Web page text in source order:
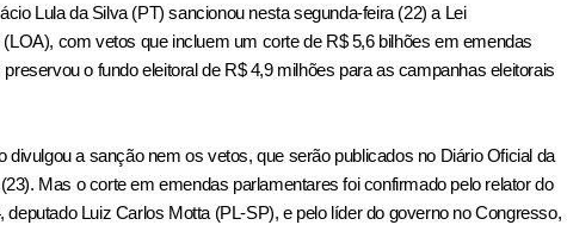
Lula da Silva (PT) sancionou nesta segunda-feira (22) a Lei
com vetos que incluem um corte de R$ 5,6 bilhões em emendas
o fundo eleitoral de R$ 4,9 milhões para as campanhas eleitorais
divulgou a sanção nem os vetos, que serão publicados no Diário Oficial da
Mas o corte em emendas parlamentares foi confirmado pelo relator do
deputado Luiz Carlos Motta (PL-SP), e pelo líder do governo no Congresso,